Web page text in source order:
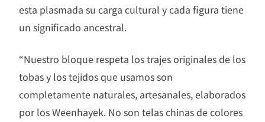
esta plasmada su carga cultural y cada figura tiene
un significado ancestral.
“Nuestro bloque respeta los trajes originales de los
tobas y los tejidos que usamos son
completamente naturales, artesanales, elaborados
por los Weenhayek. No son telas chinas de colores